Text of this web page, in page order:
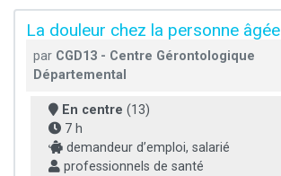
La douleur chez la personne âgée
par CGD13 - Centre Gérontologique
Départemental
En centre (13)
7 h
demandeur d’emploi, salarié
professionnels de santé